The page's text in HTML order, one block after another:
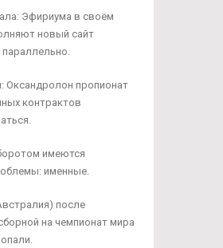
Эфириума в своём
новый сайт
Оксандролон пропионат
контрактов
имеются
именные.
после
на чемпионат мира